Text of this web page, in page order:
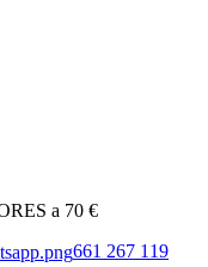
a 70 €
661 267 119